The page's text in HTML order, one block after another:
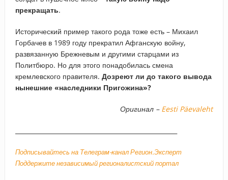
прекращать.
Исторический пример такого рода тоже есть – Михаил
Горбачев в 1989 году прекратил Афганскую войну,
развязанную Брежневым и другими старцами из
Политбюро. Но для этого понадобилась смена
кремлевского правителя. Дозреют ли до такого вывода
нынешние «наследники Пригожина»?
Оригинал – Eesti Päevaleht
Подписывайтесь на Телеграм-канал Регион.Эксперт
Поддержите независимый регионалистский портал